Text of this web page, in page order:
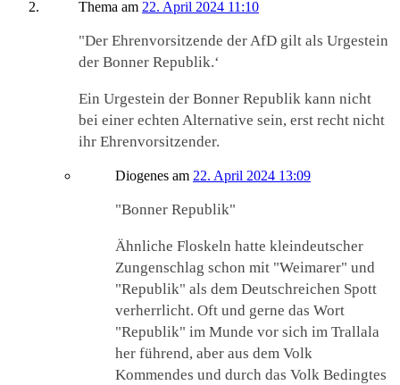
Thema am 22. April 2024 11:10
"Der Ehrenvorsitzende der AfD gilt als Urgestein
der Bonner Republik.‘
Ein Urgestein der Bonner Republik kann nicht
bei einer echten Alternative sein, erst recht nicht
ihr Ehrenvorsitzender.
Diogenes am 22. April 2024 13:09
"Bonner Republik"
Ähnliche Floskeln hatte kleindeutscher
Zungenschlag schon mit "Weimarer" und
"Republik" als dem Deutschreichen Spott
verherrlicht. Oft und gerne das Wort
"Republik" im Munde vor sich im Trallala
her führend, aber aus dem Volk
Kommendes und durch das Volk Bedingtes